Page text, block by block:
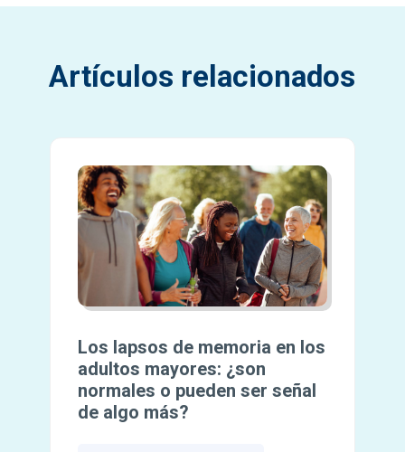
Artículos relacionados
Los lapsos de memoria en los
adultos mayores: ¿son
normales o pueden ser señal
de algo más?